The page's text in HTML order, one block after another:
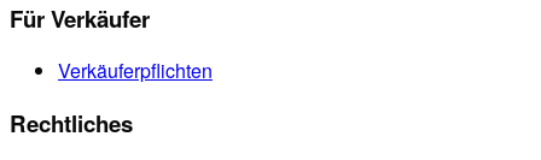
Für Verkäufer
Verkäuferpflichten
Rechtliches